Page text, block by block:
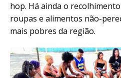
hop. Há ainda o
roupas e alimentos não-
mais pobres da região.